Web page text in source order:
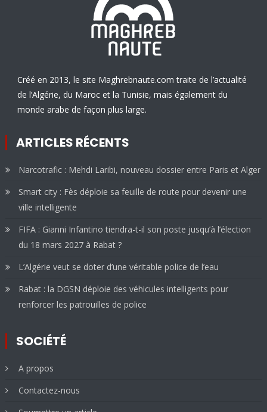
Créé en 2013, le site Maghrebnaute.com traite de l’actualité
de l’Algérie, du Maroc et la Tunisie, mais également du
monde arabe de façon plus large.
ARTICLES RÉCENTS
Narcotrafic : Mehdi Laribi, nouveau dossier entre Paris et Alger
Smart city : Fès déploie sa feuille de route pour devenir une
ville intelligente
FIFA : Gianni Infantino tiendra-t-il son poste jusqu’à l’élection
du 18 mars 2027 à Rabat ?
L’Algérie veut se doter d’une véritable police de l’eau
Rabat : la DGSN déploie des véhicules intelligents pour
renforcer les patrouilles de police
SOCIÉTÉ
A propos
Contactez-nous